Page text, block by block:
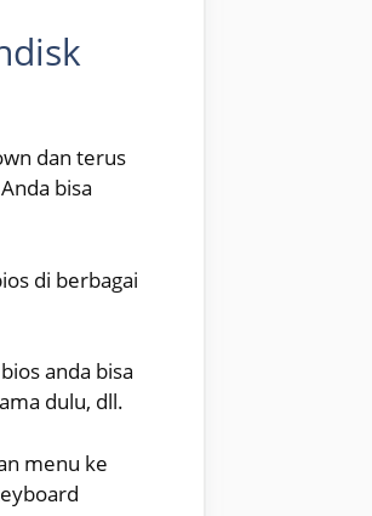
dan terus
bisa
di berbagai
anda bisa
dulu, dll.
menu ke